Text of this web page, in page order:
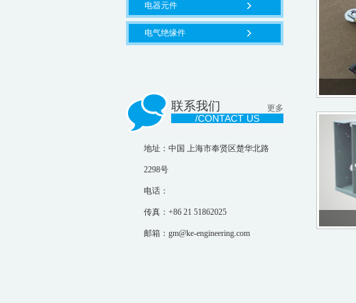
电器元件
电气绝缘件
联系我们
/CONTACT US
更多
地址：中国 上海市奉贤区楚华北路
2298号
电话：
传真：+86 21 51862025
邮箱：gm@ke-engineering.com